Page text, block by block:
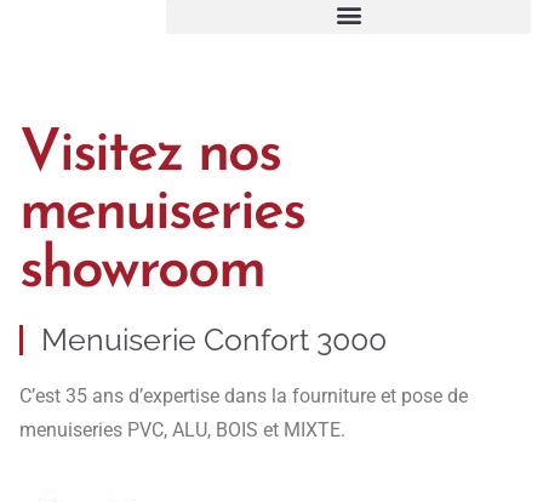
Visitez nos
menuiseries
showroom
Menuiserie Confort 3000
C’est 35 ans d’expertise dans la fourniture et pose de
menuiseries PVC, ALU, BOIS et MIXTE.